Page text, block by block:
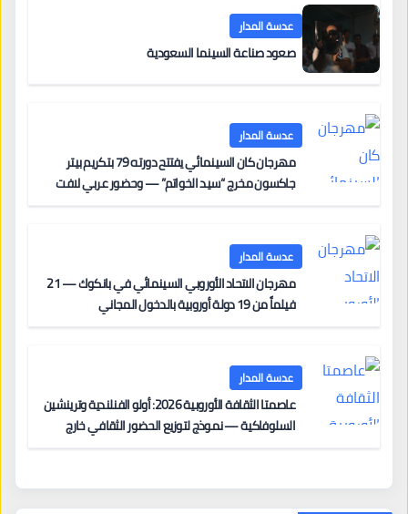
عدسة المدار
صعود صناعة السينما السعودية
عدسة المدار
مهرجان كان السينمائي يفتتح دورته 79 بتكريم بيتر
جاكسون مخرج “سيد الخواتم” — وحضور عربي لافت
عدسة المدار
مهرجان الاتحاد الأوروبي السينمائي في بانكوك — 21
فيلماً من 19 دولة أوروبية بالدخول المجاني
عدسة المدار
عاصمتا الثقافة الأوروبية 2026: أولو الفنلندية وترينشين
السلوفاكية — نموذج لتوزيع الحضور الثقافي خارج